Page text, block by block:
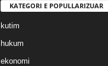
KATEGORI E POPULLARIZUAR
kutim
hukum
ekonomi